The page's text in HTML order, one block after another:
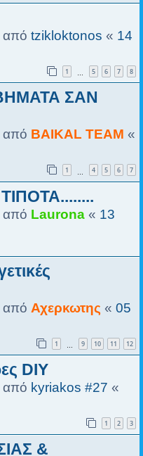
από tzikloktonos « 14
1 … 5 6 7 8
ΣΑΝ
από BAIKAL TEAM «
1 4 5 6 7
από Laurona « 13
από Αχερκωτης « 05
1 9 10 11 12
DIY
από kyriakos #27 «
1 2 3
&